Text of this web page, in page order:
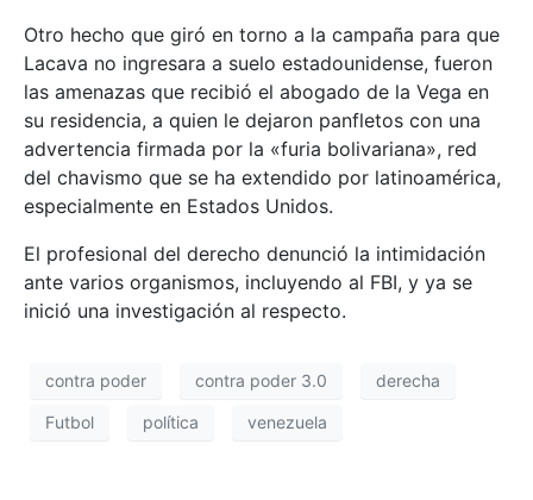
Otro hecho que giró en torno a la campaña para que
Lacava no ingresara a suelo estadounidense, fueron
las amenazas que recibió el abogado de la Vega en
su residencia, a quien le dejaron panfletos con una
advertencia firmada por la «furia bolivariana», red
del chavismo que se ha extendido por latinoamérica,
especialmente en Estados Unidos.
El profesional del derecho denunció la intimidación
ante varios organismos, incluyendo al FBI, y ya se
inició una investigación al respecto.
contra poder contra poder 3.0 derecha
Futbol política venezuela